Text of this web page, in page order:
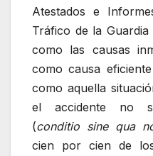
Atestados e
Tráfico de la
como las causas
como causa
como aquella
el accidente no
(conditio sine qua
cien por cien de